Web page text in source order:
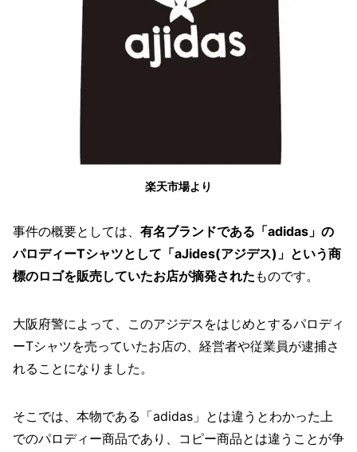
楽天市場より
事件の概要としては、 有名ブランドである「adidas」の
パロディーTシャツとして「aJides(アジデス)」という商
標のロゴを販売していたお店が摘発された ものです。
大阪府警によって、このアジデスをはじめとするパロディ
ーTシャツを売っていたお店の、経営者や従業員が逮捕さ
れることになりました。
そこでは、本物である「adidas」とは違うとわかった上
でのパロディー商品であり、コピー商品とは違うことが争